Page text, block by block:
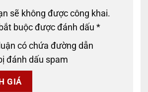
sẽ không được công khai.
buộc được đánh dấu *
có chứa đường dẫn
đánh dấu spam